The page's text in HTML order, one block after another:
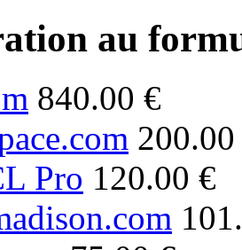
au
840.00 €
Pro 120.00 €